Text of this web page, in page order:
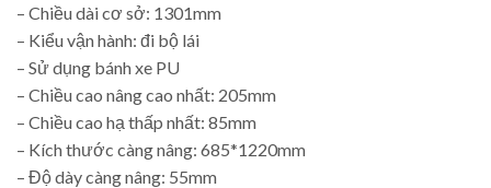
– Chiều dài cơ sở: 1301mm
– Kiểu vận hành: đi bộ lái
– Sử dụng bánh xe PU
– Chiều cao nâng cao nhất: 205mm
– Chiều cao hạ thấp nhất: 85mm
– Kích thước càng nâng: 685*1220mm
– Độ dày càng nâng: 55mm